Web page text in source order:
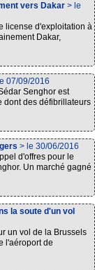
vers Dakar > le
license d'exploitation à
Dakar,
07/09/2016
Senghor est
dont des défibrillateurs
> le 30/06/2016
d'offres pour le
Un marché gagné
la soute d'un vol
un vol de la Brussels
l'aéroport de